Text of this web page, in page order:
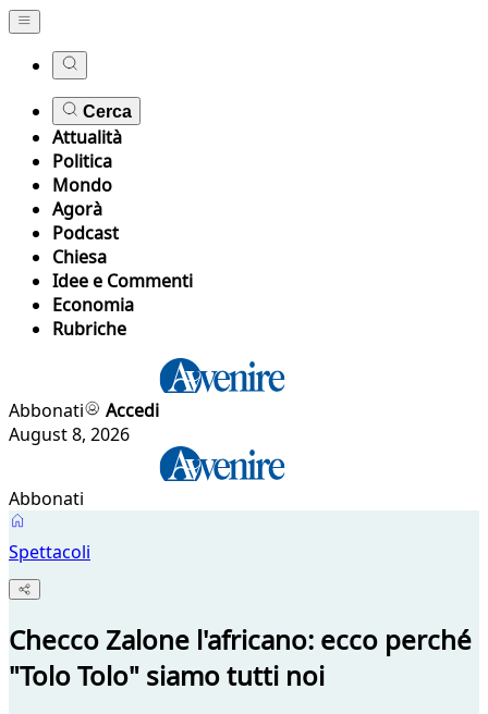
Cerca
Attualità
Politica
Mondo
Agorà
Podcast
Chiesa
Idee e Commenti
Economia
Rubriche
Abbonati
Accedi
August 8, 2026
Abbonati
Spettacoli
Checco Zalone l'africano: ecco perché
"Tolo Tolo" siamo tutti noi